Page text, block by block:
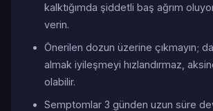
kalktığımda şiddetli baş ağrım
verin.
Önerilen dozun üzerine çıkmayın;
almak iyileşmeyi hızlandırmaz,
olabilir.
Semptomlar 3 günden uzun süre